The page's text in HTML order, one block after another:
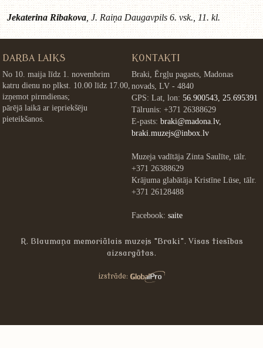
Jekaterina Ribakova, J. Raiņa Daugavpils 6. vsk., 11. kl.
DARBA LAIKS
No 10. maija līdz 1. novembrim
katru dienu no plkst. 10.00 līdz 17.00,
izņemot pirmdienas;
pārējā laikā ar iepriekšēju
pieteikšanos.
KONTAKTI
Braki, Ērgļu pagasts, Madonas
novads, LV - 4840
GPS: Lat, lon: 56.900543, 25.695391
Tālrunis: +371 26388629
E-pasts: braki@madona.lv,
braki.muzejs@inbox.lv
Muzeja vadītāja Zinta Saulīte, tālr.
+371 26388629
Krājuma glabātāja Kristīne Lūse, tālr.
+371 26128488
Facebook: saite
R. Blaumaņa memoriālais muzejs "Braki". Visas tiesības
aizsargātas.
izstrāde: